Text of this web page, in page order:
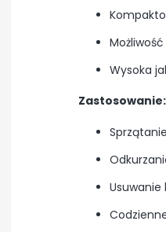
Wysoka
Zastosowanie:
Usuwanie